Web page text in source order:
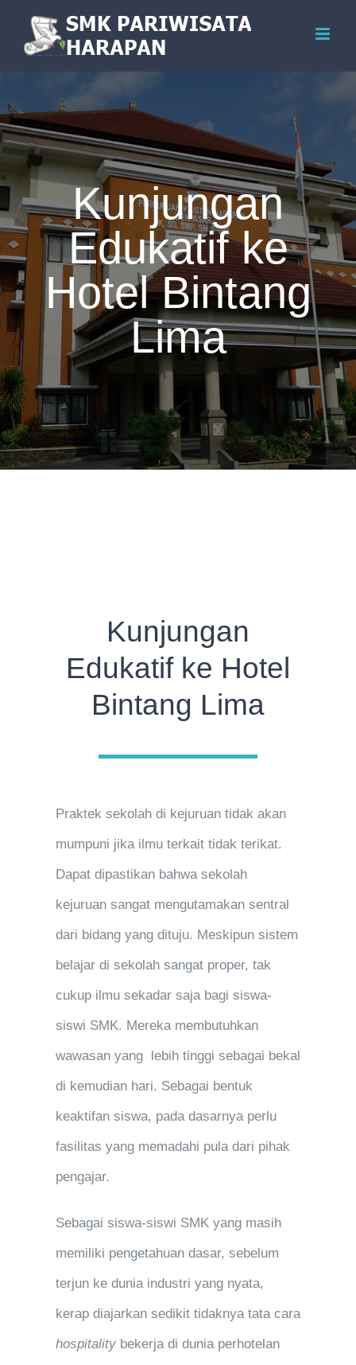
Kunjungan
Edukatif ke
Hotel Bintang
Lima
Kunjungan
Edukatif ke Hotel
Bintang Lima
Praktek sekolah di kejuruan tidak akan
mumpuni jika ilmu terkait tidak terikat.
Dapat dipastikan bahwa sekolah
kejuruan sangat mengutamakan sentral
dari bidang yang dituju. Meskipun sistem
belajar di sekolah sangat proper, tak
cukup ilmu sekadar saja bagi siswa-
siswi SMK. Mereka membutuhkan
wawasan yang lebih tinggi sebagai bekal
di kemudian hari. Sebagai bentuk
keaktifan siswa, pada dasarnya perlu
fasilitas yang memadahi pula dari pihak
pengajar.
Sebagai siswa-siswi SMK yang masih
memiliki pengetahuan dasar, sebelum
terjun ke dunia industri yang nyata,
kerap diajarkan sedikit tidaknya tata cara
hospitality bekerja di dunia perhotelan